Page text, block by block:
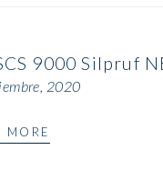
9000 Silpruf
2020
MORE